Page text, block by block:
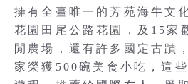
擁有全臺唯一的芳苑海牛文
花園田尾公路花園，及15家
閒農場，還有許多國定古蹟
家榮獲500碗美食小吃，這